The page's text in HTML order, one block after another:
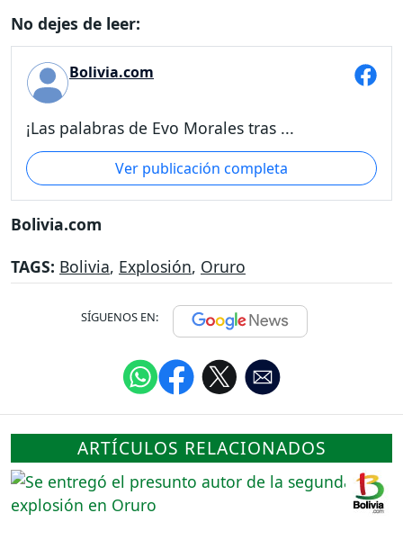
No dejes de leer:
Bolivia.com
¡Las palabras de Evo Morales tras ...
Ver publicación completa
Bolivia.com
TAGS: Bolivia, Explosión, Oruro
SÍGUENOS EN:
ARTÍCULOS RELACIONADOS